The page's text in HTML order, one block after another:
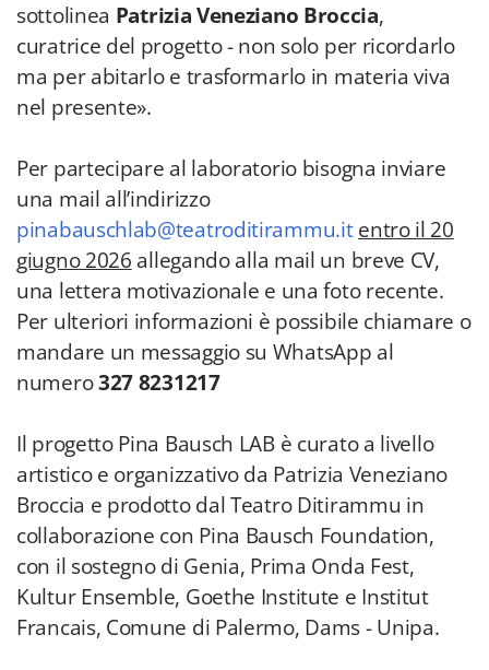
sottolinea Patrizia Veneziano Broccia,
curatrice del progetto - non solo per ricordarlo
ma per abitarlo e trasformarlo in materia viva
nel presente».
Per partecipare al laboratorio bisogna inviare
una mail all’indirizzo
pinabauschlab@teatroditirammu.it entro il 20
giugno 2026 allegando alla mail un breve CV,
una lettera motivazionale e una foto recente.
Per ulteriori informazioni è possibile chiamare o
mandare un messaggio su WhatsApp al
numero327 8231217
Il progetto Pina Bausch LAB è curato a livello
artistico e organizzativo da Patrizia Veneziano
Broccia e prodotto dal Teatro Ditirammu in
collaborazione con Pina Bausch Foundation,
con il sostegno di Genia, Prima Onda Fest,
Kultur Ensemble, Goethe Institute e Institut
Francais, Comune di Palermo, Dams - Unipa.